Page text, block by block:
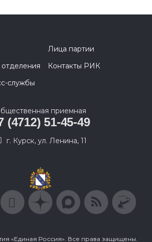
Лица партии
Контакты РИК
службы
приемная
(4712) 51-45-49
г. Курск, ул. Ленина, 11
«Единая Россия». Все права защищены.